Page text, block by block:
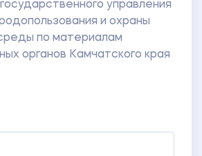
управления
и охраны
по материалам
органов Камчатского края